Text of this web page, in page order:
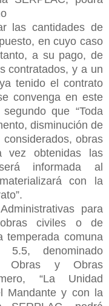
las cantidades de
en cuyo caso
a su pago, de
contratados, y a un
tenido el contrato
convenga en este
que “Toda
disminución de
obras
vez obtenidas las
informada al
con la
para
civiles o de
temperada comuna
denominado
Obras y Obras
“La Unidad
Mandante y con la